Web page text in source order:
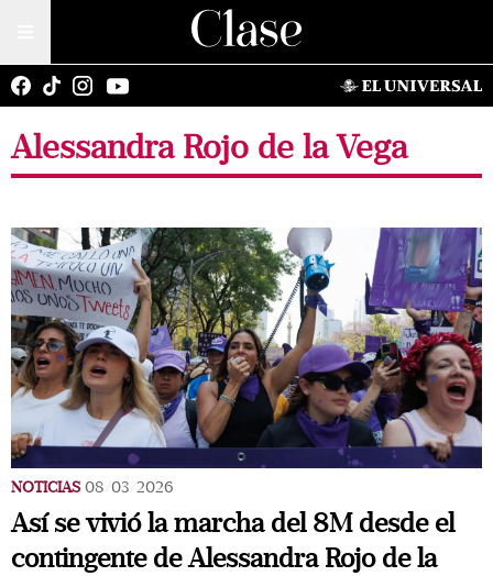
Alessandra Rojo de la Vega
NOTICIAS 08/03/2026
Así se vivió la marcha del 8M desde el
contingente de Alessandra Rojo de la